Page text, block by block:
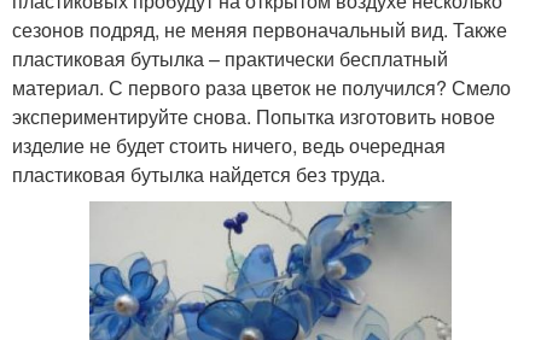
сезонов подряд, не меняя первоначальный вид. Также
пластиковая бутылка – практически бесплатный
материал. С первого раза цветок не получился? Смело
экспериментируйте снова. Попытка изготовить новое
изделие не будет стоить ничего, ведь очередная
пластиковая бутылка найдется без труда.